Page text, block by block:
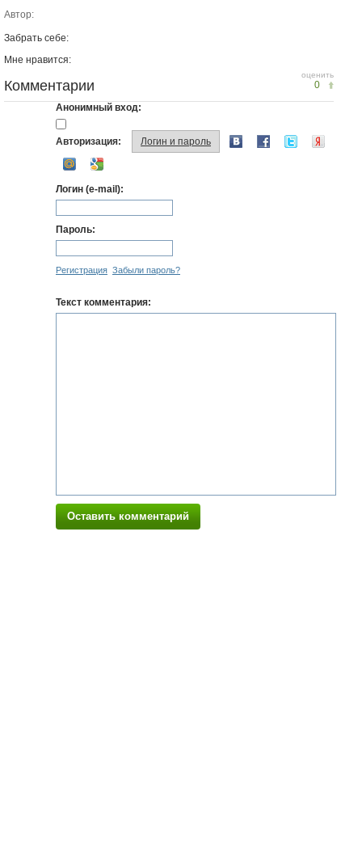
Автор:
Забрать себе:
Мне нравится:
оценить
0
Комментарии
Анонимный вход:
Авторизация: Логин и пароль
Логин (e-mail):
Пароль:
Регистрация Забыли пароль?
Текст комментария:
Оставить комментарий